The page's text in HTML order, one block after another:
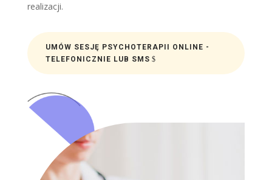
realizacji.
UMÓW SESJĘ PSYCHOTERAPII ONLINE -
TELEFONICZNIE LUB SMS